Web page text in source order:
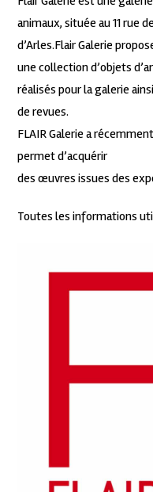
animaux, située au 11 rue
d’Arles.Flair Galerie
une collection d’objets
réalisés pour la galerie
de revues.
FLAIR Galerie a
permet d’acquérir
des œuvres issues des
Toutes les informations